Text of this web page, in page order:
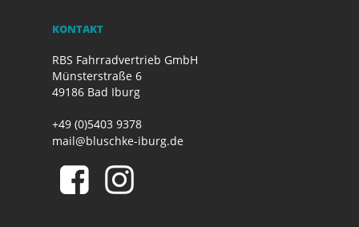
KONTAKT
RBS Fahrradvertrieb GmbH
Münsterstraße 6
49186 Bad Iburg
+49 (0)5403 9378
mail@bluschke-iburg.de